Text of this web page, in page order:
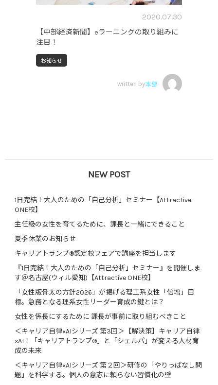
2020.07.30
【中部経済新聞】eラーニングの取り組みに
注目！
お知らせ
written by本部
NEW POST
1日完結！大人のための「自己分析」セミナー【Attractive
ONE校】
主任級の女性を育てるために、課長と一緒にできること
夏季休業のお知らせ
キャリアトランプ®認定校フェアで講座を担当します
『1日完結！大人のための「自己分析」セミナー』を開催しま
す＠名古屋(ウィル愛知)【Attractive ONE校】
「女性版骨太の方針2026」が掲げる理工系女性「倍増」目
標。急務となる理系女性リーダー育成の鍵とは？
女性を係長にするために 課長が事前に取り組むべきこと
＜キャリア自律×AIシリーズ 第3回＞【解決策】キャリア自律
×AI！「キャリアトランプ®」と「シェルパ」が変える人材育
成の未来
＜キャリア自律×AIシリーズ 第２回＞研修の「やりっぱなし問
題」を科学する。個人の意志に頼らない習慣化の壁